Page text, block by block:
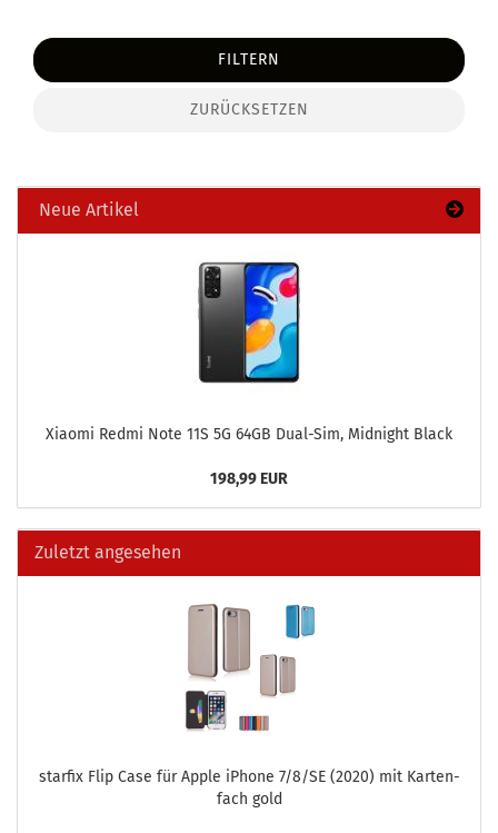
FILTERN
ZURÜCKSETZEN
Neue Artikel
Xiao­mi Redmi Note 11S 5G 64GB Dual-​Sim, Mid­night Black
198,99 EUR
Zuletzt angesehen
star­fix Flip Case für Apple iPho­ne 7/8/SE (2020) mit Kar­ten­
fach gold